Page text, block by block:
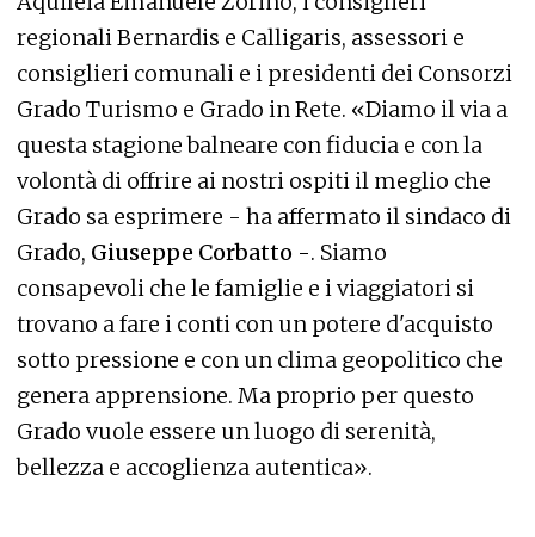
regionali Bernardis e Calligaris, assessori e
consiglieri comunali e i presidenti dei Consorzi
Grado Turismo e Grado in Rete. «Diamo il via a
questa stagione balneare con fiducia e con la
volontà di offrire ai nostri ospiti il meglio che
Grado sa esprimere - ha affermato il sindaco di
Grado, Giuseppe Corbatto -. Siamo
consapevoli che le famiglie e i viaggiatori si
trovano a fare i conti con un potere d'acquisto
sotto pressione e con un clima geopolitico che
genera apprensione. Ma proprio per questo
Grado vuole essere un luogo di serenità,
bellezza e accoglienza autentica».